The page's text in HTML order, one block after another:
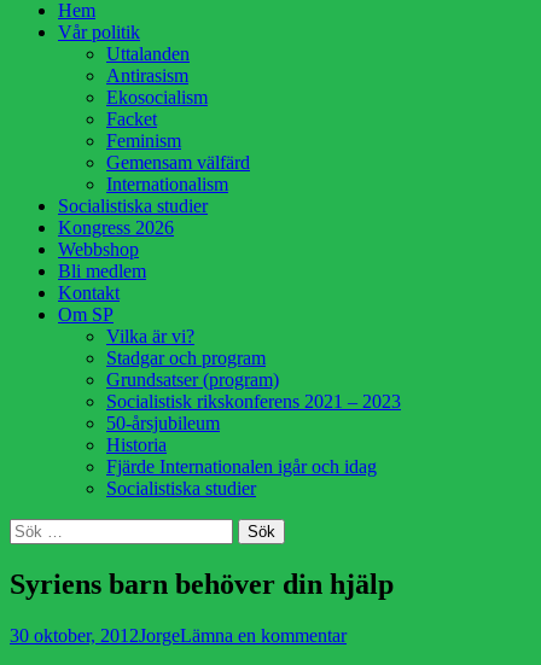
HoppaHem
Vår politik
Uttalanden
Antirasism
Ekosocialism
Facket
Feminism
Gemensam välfärd
Internationalism
Socialistiska studier
Kongress 2026
Webbshop
Bli medlem
Kontakt
Om SP
Vilka är vi?
Stadgar och program
Grundsatser (program)
Socialistisk rikskonferens 2021 – 2023
50-årsjubileum
Historia
Fjärde Internationalen igår och idag
Socialistiska studier
Sök
Sök
efter:
Syriens barn behöver din hjälp
Publicerad
30 oktober, 2012Författare
JorgeLämna en kommentar